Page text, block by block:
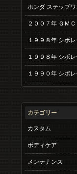
ホンダ ステップワ
２００７年 ＧＭ
１９９８年 シボ
１９９８年 シボ
１９９０年 シボ
カテゴリー
カスタム
ボディケア
メンテナンス